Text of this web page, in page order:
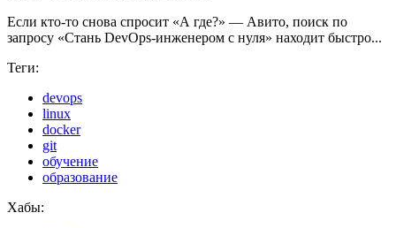
Если кто-то снова спросит «А где?» — Авито, поиск по
запросу «Стань DevOps-инженером с нуля» находит быстро...
Теги:
devops
linux
docker
git
обучение
образование
Хабы: